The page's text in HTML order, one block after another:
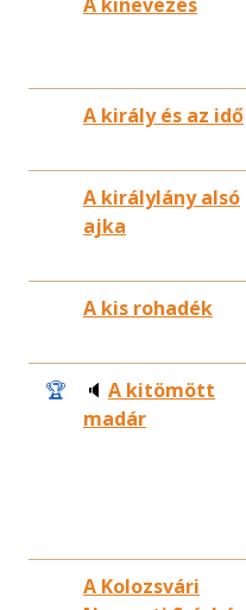
A király és az idő
A királylány alsó
ajka
A kis rohadék
🏆 🔈 A kitömött
madár
A Kolozsvári